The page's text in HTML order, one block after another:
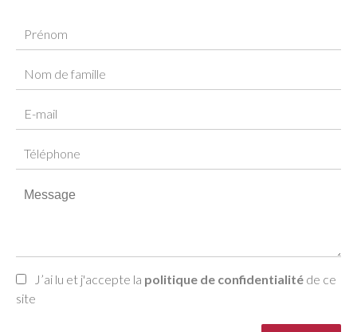
J’ai lu et j'accepte la politique de confidentialité de ce
site